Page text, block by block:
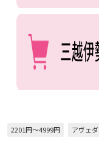
2201円～4999円 アヴェダ